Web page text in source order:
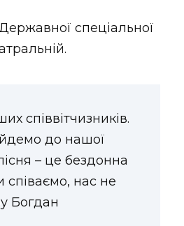
спеціальної
співвітчизників.
до нашої
– це бездонна
співаємо, нас не
Богдан